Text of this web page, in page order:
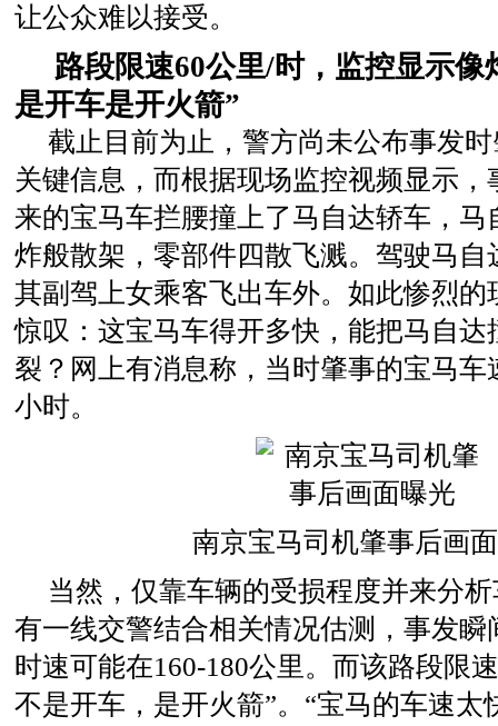
让公众难以接受。
路段限速60公里/时，监控显示像
是开车是开火箭”
截止目前为止，警方尚未公布事发
关键信息，而根据现场监控视频显示
来的宝马车拦腰撞上了马自达轿车，马
炸般散架，零部件四散飞溅。驾驶马自
其副驾上女乘客飞出车外。如此惨烈的
惊叹：这宝马车得开多快，能把马自达
裂？网上有消息称，当时肇事的宝马车
小时。
南京宝马司机肇事后画
当然，仅靠车辆的受损程度并来分
有一线交警结合相关情况估测，事发瞬
时速可能在160-180公里。而该路段限
不是开车，是开火箭”。“宝马的车速太